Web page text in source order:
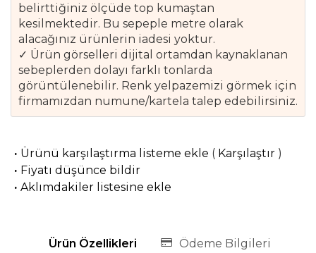
belirttiğiniz ölçüde top kumaştan
kesilmektedir. Bu sepeple metre olarak
alacağınız ürünlerin iadesi yoktur.
✓ Ürün görselleri dijital ortamdan kaynaklanan
sebeplerden dolayı farklı tonlarda
görüntülenebilir. Renk yelpazemizi görmek için
firmamızdan numune/kartela talep edebilirsiniz.
· Ürünü karşılaştırma listeme ekle ( Karşılaştır)
· Fiyatı düşünce bildir
· Aklımdakiler listesine ekle
Ürün Özellikleri Ödeme Bilgileri